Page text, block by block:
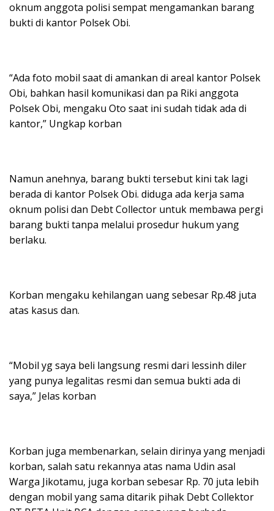
oknum anggota polisi sempat mengamankan barang
bukti di kantor Polsek Obi.
“Ada foto mobil saat di amankan di areal kantor Polsek
Obi, bahkan hasil komunikasi dan pa Riki anggota
Polsek Obi, mengaku Oto saat ini sudah tidak ada di
kantor,” Ungkap korban
Namun anehnya, barang bukti tersebut kini tak lagi
berada di kantor Polsek Obi. diduga ada kerja sama
oknum polisi dan Debt Collector untuk membawa pergi
barang bukti tanpa melalui prosedur hukum yang
berlaku.
Korban mengaku kehilangan uang sebesar Rp.48 juta
atas kasus dan.
“Mobil yg saya beli langsung resmi dari lessinh diler
yang punya legalitas resmi dan semua bukti ada di
saya,” Jelas korban
Korban juga membenarkan, selain dirinya yang menjadi
korban, salah satu rekannya atas nama Udin asal
Warga Jikotamu, juga korban sebesar Rp. 70 juta lebih
dengan mobil yang sama ditarik pihak Debt Collektor